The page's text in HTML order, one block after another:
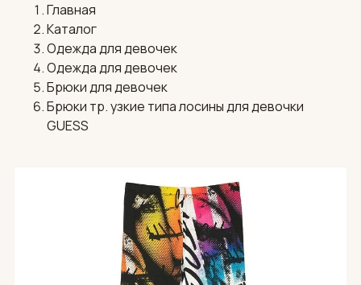
Главная
Каталог
Одежда для девочек
Одежда для девочек
Брюки для девочек
Брюки тр. узкие типа лосины для девочки
GUESS